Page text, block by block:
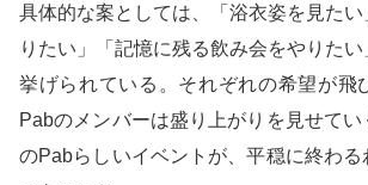
具体的な案としては、「浴衣姿を見た
りたい」「記憶に残る飲み会をやりた
挙げられている。それぞれの希望が飛
Pabのメンバーは盛り上がりを見せてい
のPabらしいイベントが、平穏に終わる